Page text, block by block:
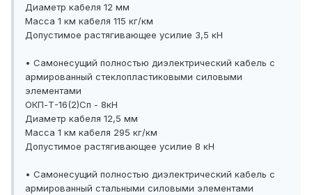
Диаметр кабеля 12 мм
Масса 1 км кабеля 115 кг/км
Допустимое растягивающее усилие 3,5 кН
• Самонесущий полностью диэлектрический кабель с
армированный стеклопластиковыми силовыми
элементами
ОКП-Т-16(2)Сп - 8кН
Диаметр кабеля 12,5 мм
Масса 1 км кабеля 295 кг/км
Допустимое растягивающее усилие 8 кН
• Самонесущий полностью диэлектрический кабель с
армированный стальными силовыми элементами